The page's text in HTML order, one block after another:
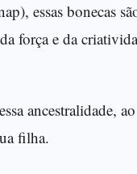
essas bonecas
força e da
ancestralidade,
filha.